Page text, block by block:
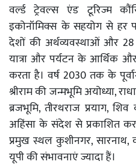
वर्ल्ड ट्रेवल्स एंड टूरिज्म
इकोनॉमिक्स के सहयोग से हर
देशों की अर्थव्यवस्थाओं और 28
यात्रा और पर्यटन के आर्थिक और
करता है। वर्ष 2030 तक के
श्रीराम की जन्मभूमि अयोध्या,
ब्रजभूमि, तीरथराज प्रयाग,
अहिंसा के संदेश से प्रकाशित
प्रमुख स्थल कुशीनगर,
यूपी की संभावनाएं ज्यादा हैं।